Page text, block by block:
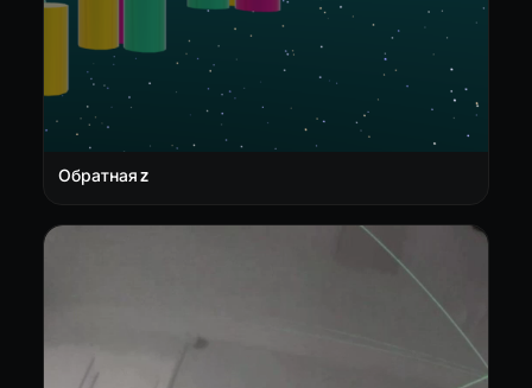
Обратная Z